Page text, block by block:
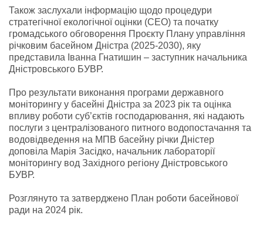
Також заслухали інформацію щодо процедури
стратегічної екологічної оцінки (СЕО) та початку
громадського обговорення Проєкту Плану управління
річковим басейном Дністра (2025-2030), яку
представила Іванна Гнатишин – заступник начальника
Дністровського БУВР.
Про результати виконання програми державного
моніторингу у басейні Дністра за 2023 рік та оцінка
впливу роботи суб’єктів господарювання, які надають
послуги з централізованого питного водопостачання та
водовідведення на МПВ басейну річки Дністер
доповіла Марія Засідко, начальник лабораторії
моніторингу вод Західного регіону Дністровського
БУВР.
Розглянуто та затверджено План роботи басейнової
ради на 2024 рік.